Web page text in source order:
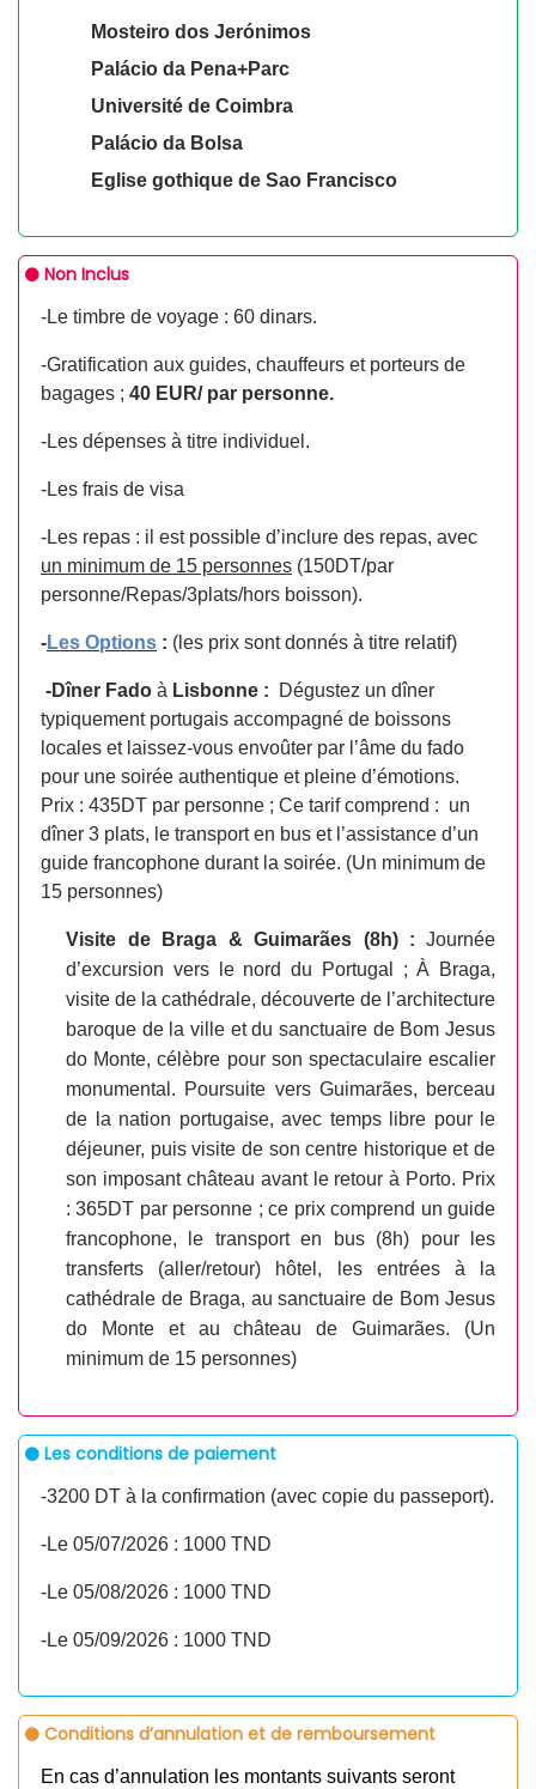
Mosteiro dos Jerónimos
Palácio da Pena+Parc
Université de Coimbra
Palácio da Bolsa
Eglise gothique de Sao Francisco
Non Inclus
-Le timbre de voyage : 60 dinars.
-Gratification aux guides, chauffeurs et porteurs de
bagages ; 40 EUR/ par personne.
-Les dépenses à titre individuel.
-Les frais de visa
-Les repas : il est possible d’inclure des repas, avec
un minimum de 15 personnes (150DT/par
personne/Repas/3plats/hors boisson).
-Les Options : (les prix sont donnés à titre relatif)
-Dîner Fado à Lisbonne :
Dégustez un dîner
typiquement portugais accompagné de boissons
locales et laissez-vous envoûter par l’âme du fado
pour une soirée authentique et pleine d’émotions.
Prix : 435DT par personne ; Ce tarif comprend : un
dîner 3 plats, le transport en bus et l’assistance d’un
guide francophone durant la soirée. (Un minimum de
15 personnes)
Visite de Braga & Guimarães (8h) : Journée
d’excursion vers le nord du Portugal ; À Braga,
visite de la cathédrale, découverte de l’architecture
baroque de la ville et du sanctuaire de Bom Jesus
do Monte, célèbre pour son spectaculaire escalier
monumental. Poursuite vers Guimarães, berceau
de la nation portugaise, avec temps libre pour le
déjeuner, puis visite de son centre historique et de
son imposant château avant le retour à Porto. Prix
: 365DT par personne ; ce prix comprend un guide
francophone, le transport en bus (8h) pour les
transferts (aller/retour) hôtel, les entrées à la
cathédrale de Braga, au sanctuaire de Bom Jesus
do Monte et au château de Guimarães. (Un
minimum de 15 personnes)
Les conditions de paiement
-3200 DT à la confirmation (avec copie du passeport).
-Le 05/07/2026 : 1000 TND
-Le 05/08/2026 : 1000 TND
-Le 05/09/2026 : 1000 TND
Conditions d’annulation et de remboursement
En cas d’annulation les montants suivants seront